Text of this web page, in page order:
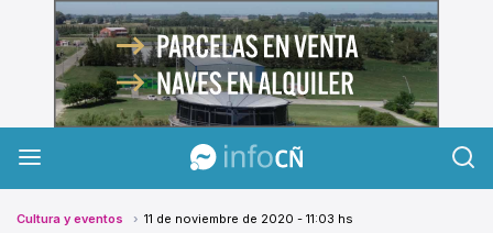
InfoCañuelas
Cultura y eventos 11 de noviembre de 2020 - 11:03 hs